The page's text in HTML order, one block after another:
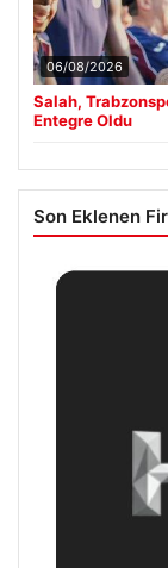
06/08/2026
Salah,
Entegre Oldu
Son Eklenen